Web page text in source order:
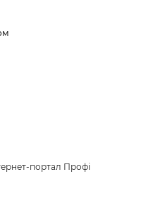
портал Профі